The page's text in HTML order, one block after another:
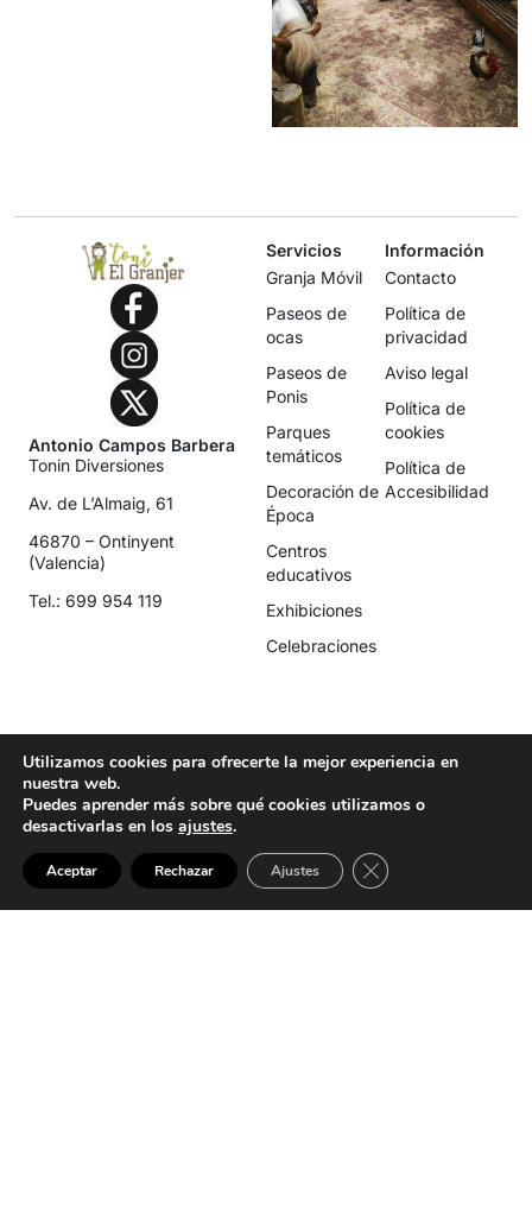
Antonio Campos Barbera
Tonin Diversiones
Av. de L’Almaig, 61
46870 – Ontinyent
(Valencia)
Tel.: 699 954 119
Servicios
Granja Móvil
Paseos de
ocas
Paseos de
Ponis
Parques
temáticos
Decoración de
Época
Centros
educativos
Exhibiciones
Celebraciones
Información
Contacto
Política de
privacidad
Aviso legal
Política de
cookies
Política de
Accesibilidad
Utilizamos cookies para ofrecerte la mejor experiencia en
nuestra web.
Puedes aprender más sobre qué cookies utilizamos o
desactivarlas en los ajustes.
Aceptar Rechazar Ajustes CERRAR EL